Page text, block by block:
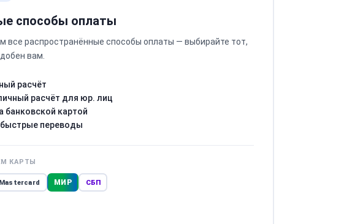
способы оплаты
все распространённые способы оплаты — выбирайте тот,
вам.
расчёт
расчёт для юр. лиц
банковской картой
переводы
КАРТЫ
Mastercard МИР СБП